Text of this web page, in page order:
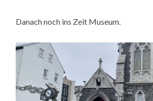
Danach noch ins Zeit Museum.